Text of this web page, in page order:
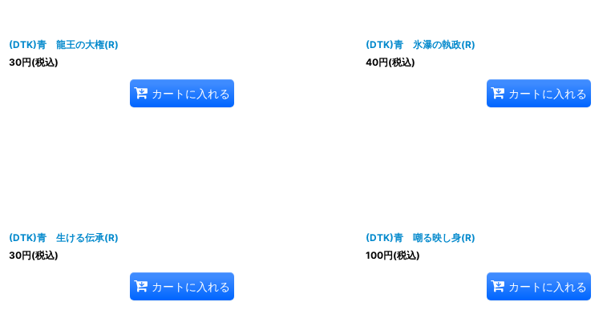
(DTK)青 龍王の大権(R)
30円(税込)
カートに入れる
(DTK)青 氷瀑の執政(R)
40円(税込)
カートに入れる
(DTK)青 生ける伝承(R)
30円(税込)
カートに入れる
(DTK)青 嘲る映し身(R)
100円(税込)
カートに入れる